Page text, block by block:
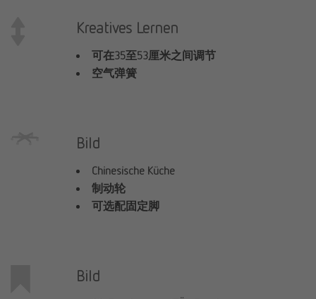
Kreatives Lernen
可在35至53厘米之间调节
空气弹簧
Bild
Chinesische Küche
制动轮
可选配固定脚
Bild